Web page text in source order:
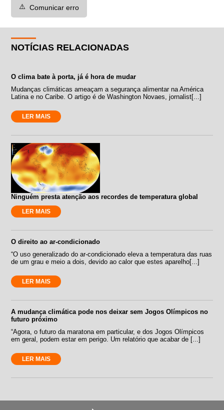
⚠️ Comunicar erro
NOTÍCIAS RELACIONADAS
O clima bate à porta, já é hora de mudar
Mudanças climáticas ameaçam a segurança alimentar na América
Latina e no Caribe. O artigo é de Washington Novaes, jornalist[...]
LER MAIS
Ninguém presta atenção aos recordes de temperatura global
LER MAIS
O direito ao ar-condicionado
“O uso generalizado do ar-condicionado eleva a temperatura das ruas
de um grau e meio a dois, devido ao calor que estes aparelho[...]
LER MAIS
A mudança climática pode nos deixar sem Jogos Olímpicos no
futuro próximo
“Agora, o futuro da maratona em particular, e dos Jogos Olímpicos
em geral, podem estar em perigo. Um relatório que acabar de [...]
LER MAIS